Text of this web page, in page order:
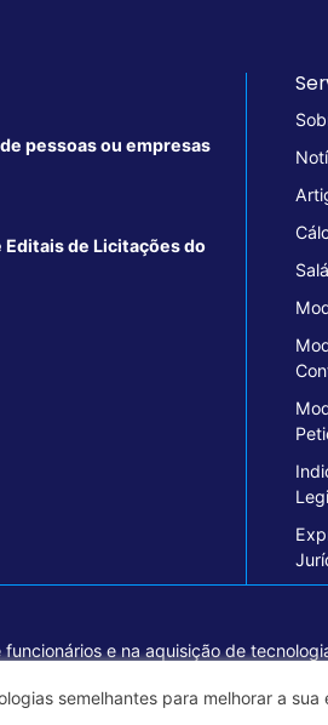
pessoas ou empresas
de Licitações do
e na aquisição de
soluções empresariais.
semelhantes para melhorar a